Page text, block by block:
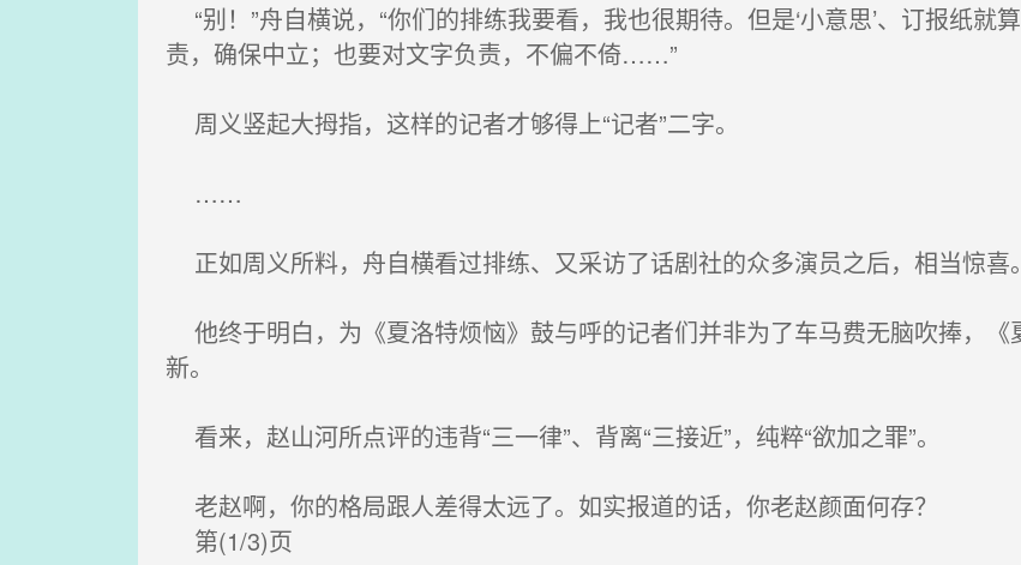
“别！”舟自横说，“你们的排练我要看，我也很期待。但是‘小意思’、订报纸就
责，确保中立；也要对文字负责，不偏不倚……”
周义竖起大拇指，这样的记者才够得上“记者”二字。
……
正如周义所料，舟自横看过排练、又采访了话剧社的众多演员之后，相当惊喜。
他终于明白，为《夏洛特烦恼》鼓与呼的记者们并非为了车马费无脑吹捧，
新。
看来，赵山河所点评的违背“三一律”、背离“三接近”，纯粹“欲加之罪”。
老赵啊，你的格局跟人差得太远了。如实报道的话，你老赵颜面何存？
第(1/3)页